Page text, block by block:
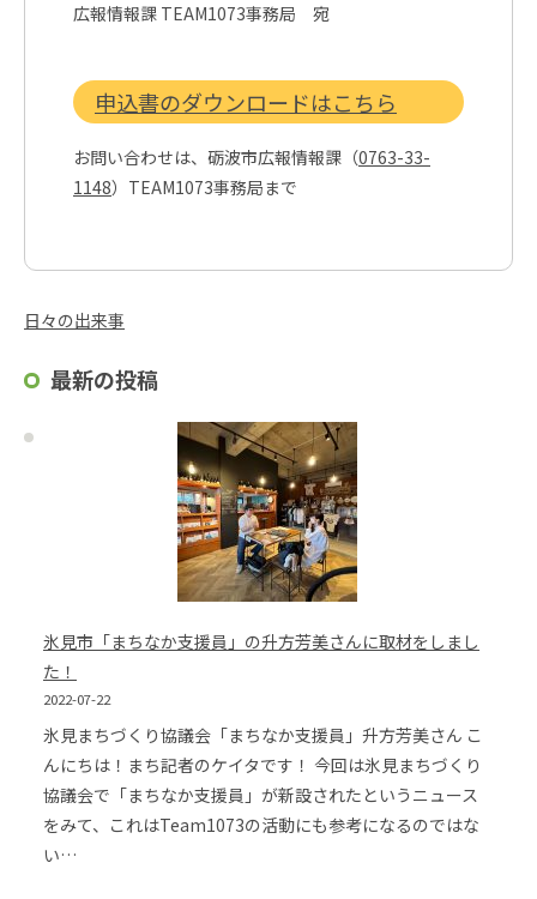
広報情報課 TEAM1073事務局 宛
申込書のダウンロードはこちら
お問い合わせは、砺波市広報情報課（0763-33-
1148）TEAM1073事務局まで
日々の出来事
最新の投稿
氷見市「まちなか支援員」の升方芳美さんに取材をしまし
た！
2022-07-22
氷見まちづくり協議会「まちなか支援員」升方芳美さん こ
んにちは！まち記者のケイタです！ 今回は氷見まちづくり
協議会で「まちなか支援員」が新設されたというニュース
をみて、これはTeam1073の活動にも参考になるのではな
い…